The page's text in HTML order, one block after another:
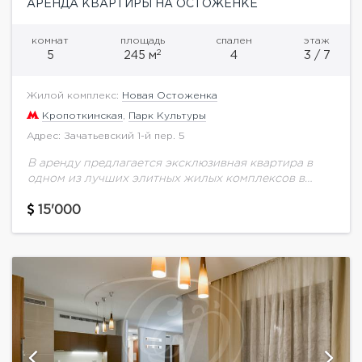
АРЕНДА КВАРТИРЫ НА ОСТОЖЕНКЕ
комнат
5
площадь
245 м2
спален
4
этаж
3 / 7
Жилой комплекс: Новая Остоженка
Кропоткинская Парк Культуры
Адрес: Зачатьевский 1-й пер. 5
В аренду предлагается эксклюзивная квартира в
одном из лучших элитных жилых комплексов в
Остоженка".Описание квартиры:В квартире
15'000